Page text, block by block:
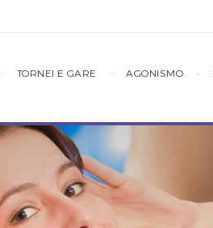
· TORNEI E GARE · AGONISMO ·